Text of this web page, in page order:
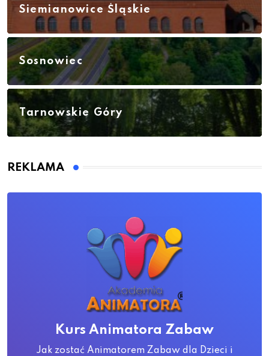
Siemianowice Śląskie
Sosnowiec
Tarnowskie Góry
REKLAMA
Kurs Animatora Zabaw
Jak zostać Animatorem Zabaw dla Dzieci i